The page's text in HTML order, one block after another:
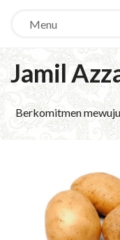
Menu
Jamil
Berkomitmen